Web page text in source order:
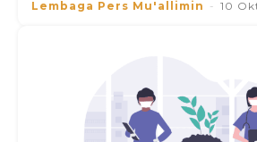
Lembaga Pers Mu'allimin - 10